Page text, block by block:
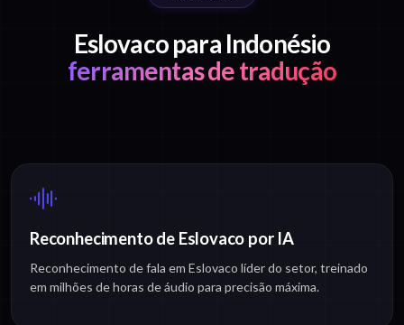
Eslovaco para Indonésio
ferramentas de tradução
Reconhecimento de Eslovaco por IA
Reconhecimento de fala em Eslovaco líder do setor, treinado
em milhões de horas de áudio para precisão máxima.